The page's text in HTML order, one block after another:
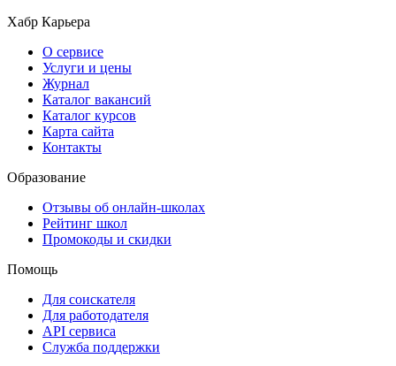
Хабр Карьера
О сервисе
Услуги и цены
Журнал
Каталог вакансий
Каталог курсов
Карта сайта
Контакты
Образование
Отзывы об онлайн-школах
Рейтинг школ
Промокоды и скидки
Помощь
Для соискателя
Для работодателя
API сервиса
Служба поддержки